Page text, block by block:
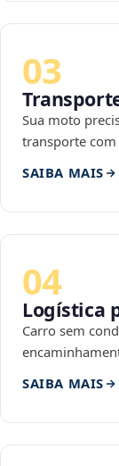
03
Sua moto
transporte com
SAIBA MAIS
04
Logística
Carro sem
SAIBA MAIS